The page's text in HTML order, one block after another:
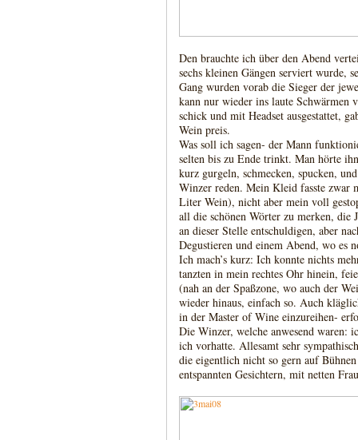
Den brauchte ich über den Abend
sechs kleinen Gängen serviert wurde,
Gang wurden vorab die Sieger der
kann nur wieder ins laute Schwärmen
schick und mit Headset ausgestattet,
Wein preis.
Was soll ich sagen- der Mann
selten bis zu Ende trinkt. Man hörte
kurz gurgeln, schmecken, spucken,
Winzer reden. Mein Kleid fasste zwar
Liter Wein), nicht aber mein voll
all die schönen Wörter zu merken, die
an dieser Stelle entschuldigen, aber
Degustieren und einem Abend, wo es
Ich mach’s kurz: Ich konnte nichts
tanzten in mein rechtes Ohr hinein,
(nah an der Spaßzone, wo auch der
wieder hinaus, einfach so. Auch
in der Master of Wine einzureihen-
Die Winzer, welche anwesend waren:
ich vorhatte. Allesamt sehr
die eigentlich nicht so gern auf
entspannten Gesichtern, mit netten